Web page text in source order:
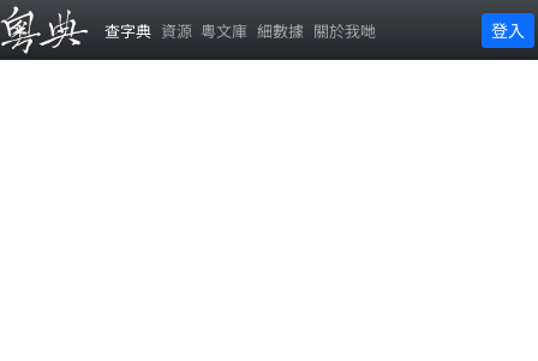
查字典 資源 粵文庫 細數據 關於我哋 登入